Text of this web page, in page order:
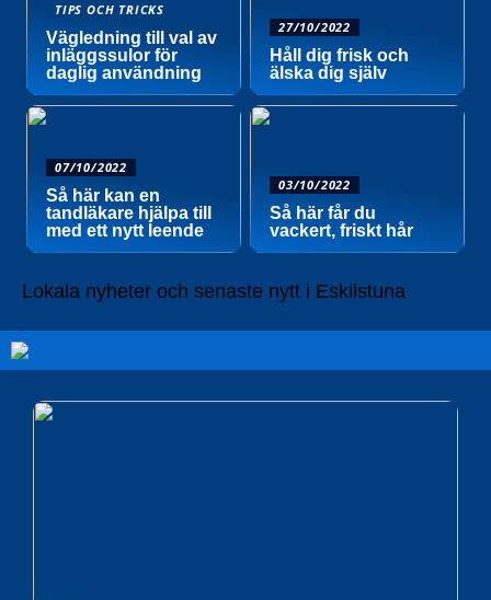
TIPS OCH TRICKS
Vägledning till val av
inläggssulor för
daglig användning
27/10/2022
Håll dig frisk och
älska dig själv
07/10/2022
Så här kan en
tandläkare hjälpa till
med ett nytt leende
03/10/2022
Så här får du
vackert, friskt hår
Lokala nyheter och senaste nytt i Eskilstuna